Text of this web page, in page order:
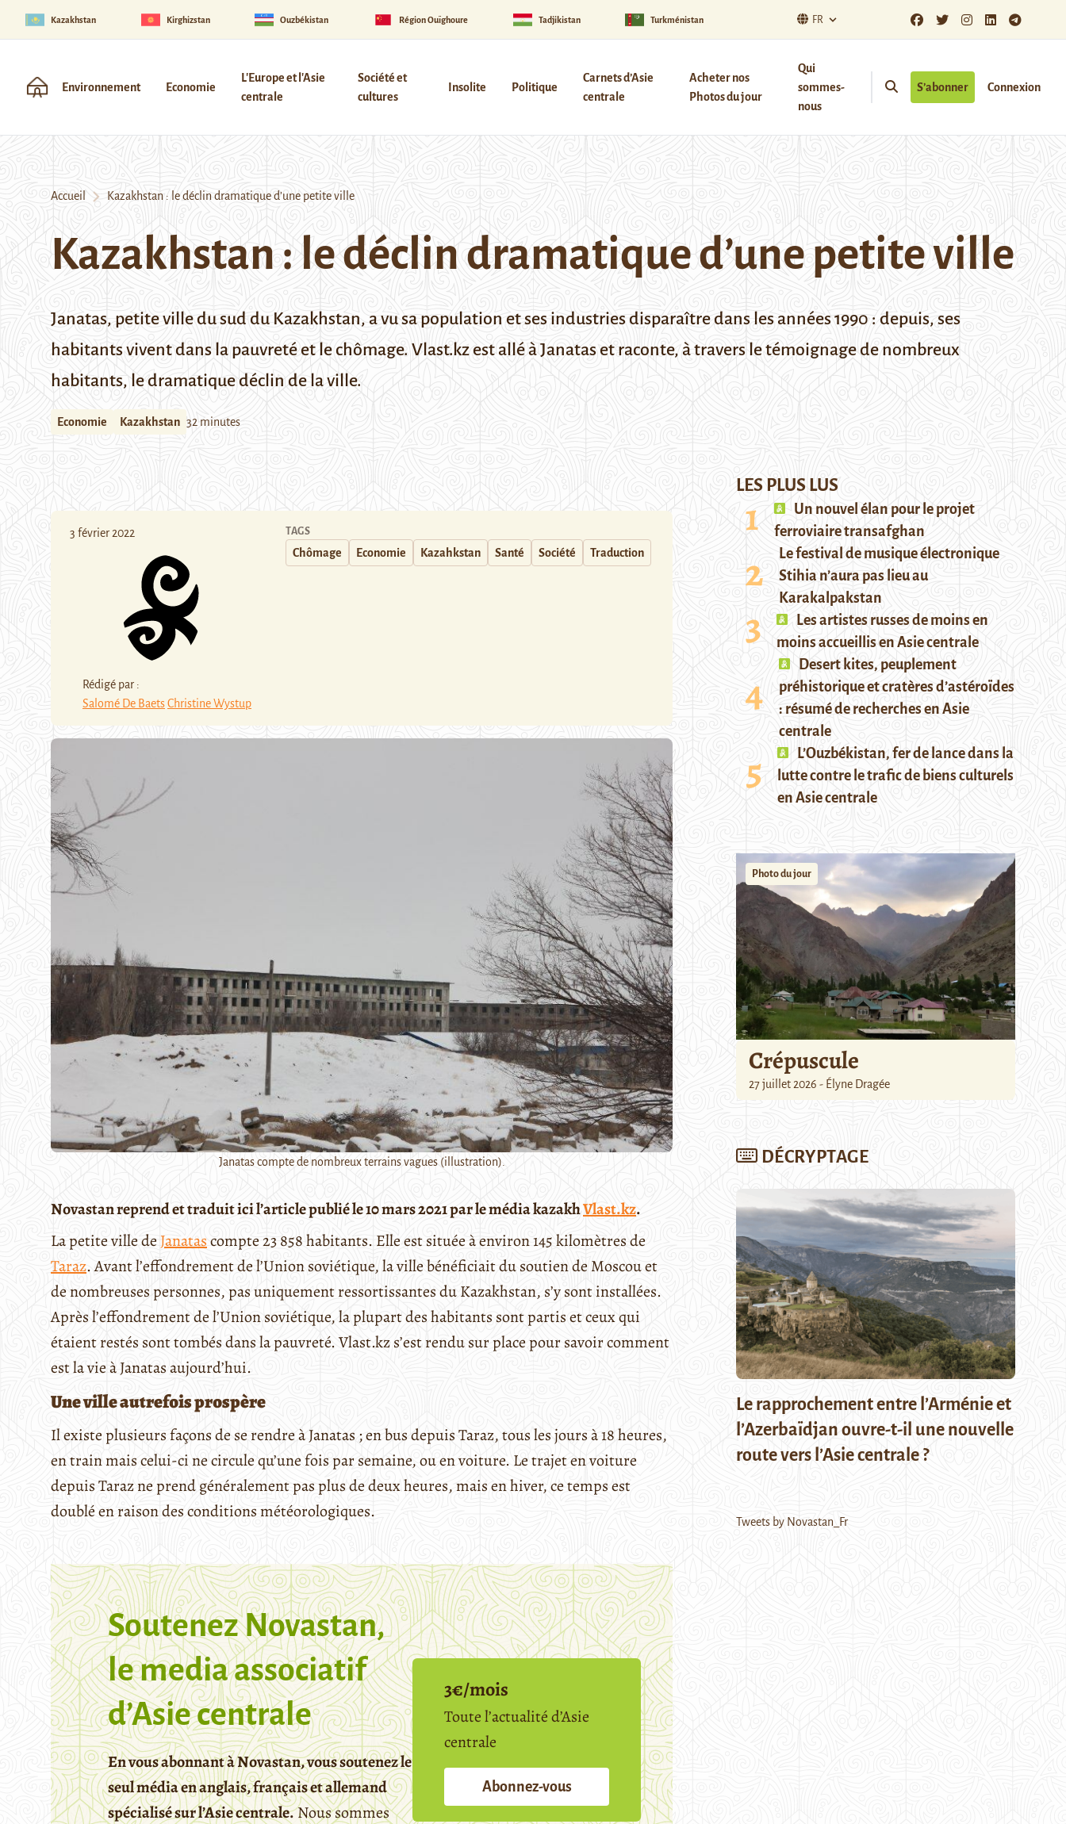
Kazakhstan Kirghizstan Ouzbékistan Région Ouïghoure Tadjikistan Turkménistan FR
Environnement Economie
L'Europe et l'Asie
centrale
Société et
cultures
Insolite Politique
Carnets d’Asie
centrale
Acheter nos
Photos du jour
Qui
sommes-
nous
S’abonner Connexion
Accueil Kazakhstan : le déclin dramatique d’une petite ville
Kazakhstan : le déclin dramatique d’une petite ville
Janatas, petite ville du sud du Kazakhstan, a vu sa population et ses industries disparaître dans les années 1990 : depuis, ses
habitants vivent dans la pauvreté et le chômage. Vlast.kz est allé à Janatas et raconte, à travers le témoignage de nombreux
habitants, le dramatique déclin de la ville.
Economie Kazakhstan 32 minutes
3 février 2022
Rédigé par :
Salomé De BaetsChristine Wystup
TAGS
Chômage Economie Kazahkstan Santé Société Traduction
Janatas compte de nombreux terrains vagues (illustration).
Novastan reprend et traduit ici l’article publié le 10 mars 2021 par le média kazakhVlast.kz.
La petite ville de Janatascompte 23 858 habitants. Elle est située à environ 145 kilomètres de
Taraz. Avant l’effondrement de l’Union soviétique, la ville bénéficiait du soutien de Moscou et
de nombreuses personnes, pas uniquement ressortissantes du Kazakhstan, s’y sont installées.
Après l’effondrement de l’Union soviétique, la plupart des habitants sont partis et ceux qui
étaient restés sont tombés dans la pauvreté. Vlast.kz s’est rendu sur place pour savoir comment
est la vie à Janatas aujourd’hui.
Une ville autrefois prospère
Il existe plusieurs façons de se rendre à Janatas ; en bus depuis Taraz, tous les jours à 18 heures,
en train mais celui-ci ne circule qu’une fois par semaine, ou en voiture. Le trajet en voiture
depuis Taraz ne prend généralement pas plus de deux heures, mais en hiver, ce temps est
doublé en raison des conditions météorologiques.
Soutenez Novastan,
le media associatif
d’Asie centrale
En vous abonnant à Novastan, vous soutenez le
seul média en anglais, français et allemand
spécialisé sur l’Asie centrale.Nous sommes
3€/mois
Toute l’actualité d’Asie
centrale
Abonnez-vous
LES PLUS LUS
Un nouvel élan pour le projet
ferroviaire transafghan
Le festival de musique électronique
Stihia n’aura pas lieu au
Karakalpakstan
Les artistes russes de moins en
moins accueillis en Asie centrale
Desert kites, peuplement
préhistorique et cratères d’astéroïdes
: résumé de recherches en Asie
centrale
L’Ouzbékistan, fer de lance dans la
lutte contre le trafic de biens culturels
en Asie centrale
Photo du jour
Crépuscule
27 juillet 2026 - Élyne Dragée
DÉCRYPTAGE
Le rapprochement entre l’Arménie et
l’Azerbaïdjan ouvre-t-il une nouvelle
route vers l’Asie centrale ?
Tweets by Novastan_Fr